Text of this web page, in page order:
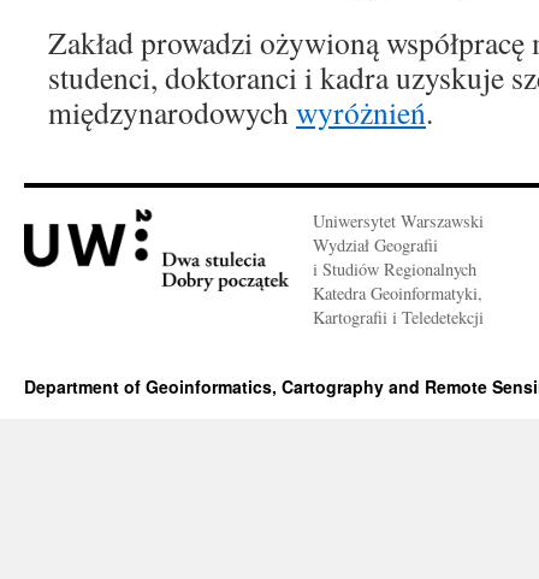
Zakład prowadzi ożywioną
studenci, doktoranci i kadra uzyskuje
międzynarodowychwyróżnień.
Uniwersytet Warszawski
Wydział Geografii
i Studiów Regionalnych
Katedra Geoinformatyki,
Kartografii i Teledetekcji
Department of Geoinformatics, Cartography and Remote